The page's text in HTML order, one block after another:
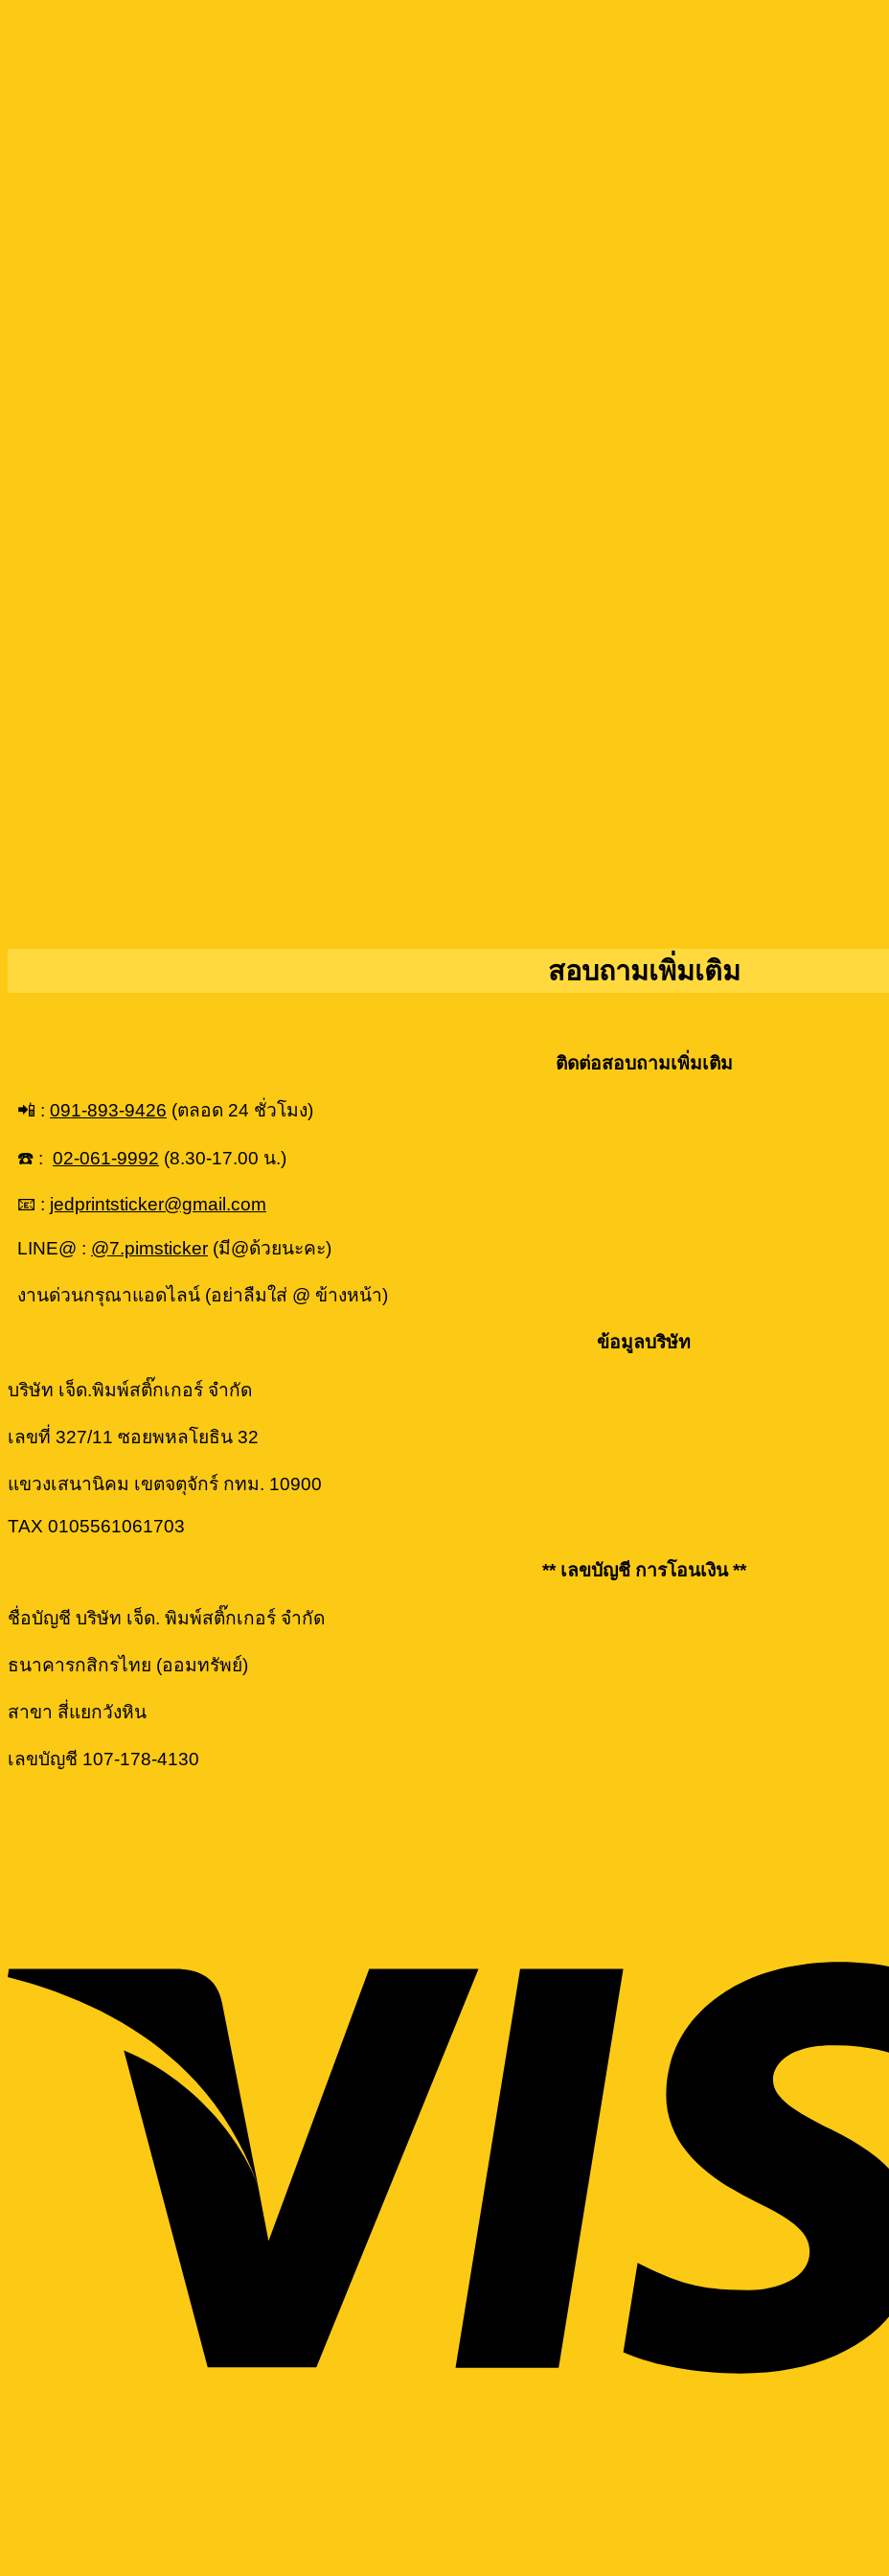
สอบถามเพิ่มเติม
ติดต่อสอบถามเพิ่มเติม
📲 : 091-893-9426 (ตลอด 24 ชั่วโมง)
☎️ : 02-061-9992 (8.30-17.00 น.)
📧 : jedprintsticker@gmail.com
LINE@ : @7.pimsticker (มี@ด้วยนะคะ)
งานด่วนกรุณาแอดไลน์ (อย่าลืมใส่ @ ข้างหน้า)
ข้อมูลบริษัท
บริษัท เจ็ด.พิมพ์สติ๊กเกอร์ จำกัด
เลขที่ 327/11 ซอยพหลโยธิน 32
แขวงเสนานิคม เขตจตุจักร์ กทม. 10900
TAX 0105561061703
** เลขบัญชี การโอนเงิน **
ชื่อบัญชี บริษัท เจ็ด. พิมพ์สติ๊กเกอร์ จำกัด
ธนาคารกสิกรไทย (ออมทรัพย์)
สาขา สี่แยกวังหิน
เลขบัญชี 107-178-4130